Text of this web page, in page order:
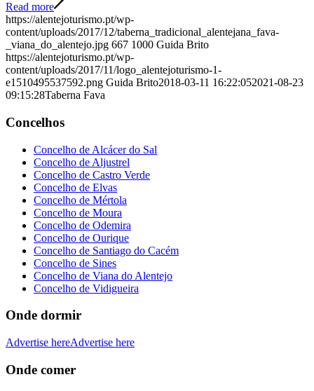
Read more
https://alentejoturismo.pt/wp-
content/uploads/2017/12/taberna_tradicional_alentejana_fava-
_viana_do_alentejo.jpg 667 1000 Guida Brito
https://alentejoturismo.pt/wp-
content/uploads/2017/11/logo_alentejoturismo-1-
e1510495537592.png Guida Brito2018-03-11 16:22:052021-08-23
09:15:28Taberna Fava
Concelhos
Concelho de Alcácer do Sal
Concelho de Aljustrel
Concelho de Castro Verde
Concelho de Elvas
Concelho de Mértola
Concelho de Moura
Concelho de Odemira
Concelho de Ourique
Concelho de Santiago do Cacém
Concelho de Sines
Concelho de Viana do Alentejo
Concelho de Vidigueira
Onde dormir
Advertise hereAdvertise here
Onde comer